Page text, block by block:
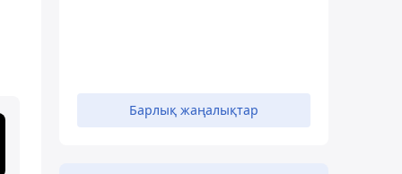
Барлық жаңалықтар